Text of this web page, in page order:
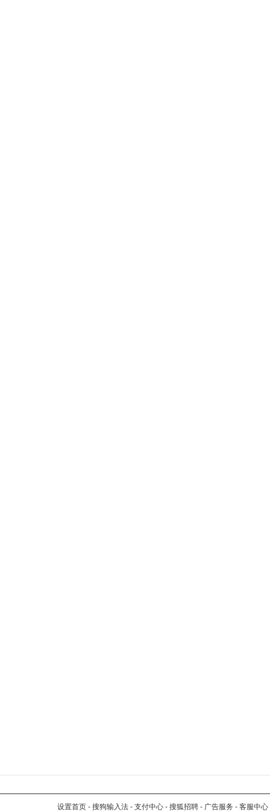
设置首页 - 搜狗输入法 - 支付中心 - 搜狐招聘 - 广告服务 - 客服中心